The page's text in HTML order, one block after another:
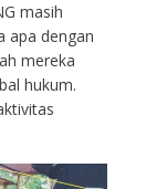
masih
apa dengan
mereka
hukum.